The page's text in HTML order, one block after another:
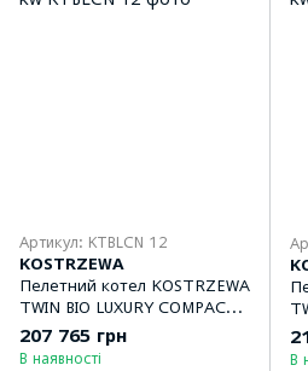
Артикул: KTBLCN 12
KOSTRZEWA
Пелетний котел KOSTRZEWA
TWIN BIO LUXURY COMPACT
NE 12 kw
207 765 грн
В наявності В